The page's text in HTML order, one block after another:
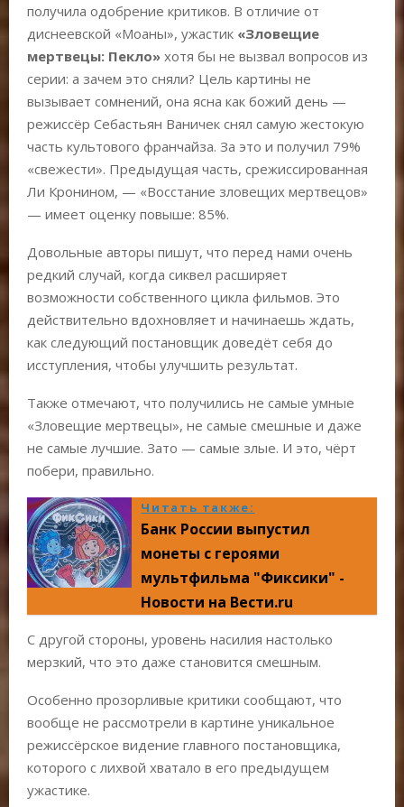
получила одобрение критиков. В отличие от
диснеевской «Моаны», ужастик «Зловещие
мертвецы: Пекло» хотя бы не вызвал вопросов из
серии: а зачем это сняли? Цель картины не
вызывает сомнений, она ясна как божий день —
режиссёр Себастьян Ваничек снял самую жестокую
часть культового франчайза. За это и получил 79%
«свежести». Предыдущая часть, срежиссированная
Ли Кронином, — «Восстание зловещих мертвецов»
— имеет оценку повыше: 85%.
Довольные авторы пишут, что перед нами очень
редкий случай, когда сиквел расширяет
возможности собственного цикла фильмов. Это
действительно вдохновляет и начинаешь ждать,
как следующий постановщик доведёт себя до
исступления, чтобы улучшить результат.
Также отмечают, что получились не самые умные
«Зловещие мертвецы», не самые смешные и даже
не самые лучшие. Зато — самые злые. И это, чёрт
побери, правильно.
Читать также:
Банк России выпустил
монеты с героями
мультфильма "Фиксики" -
Новости на Вести.ru
С другой стороны, уровень насилия настолько
мерзкий, что это даже становится смешным.
Особенно прозорливые критики сообщают, что
вообще не рассмотрели в картине уникальное
режиссёрское видение главного постановщика,
которого с лихвой хватало в его предыдущем
ужастике.